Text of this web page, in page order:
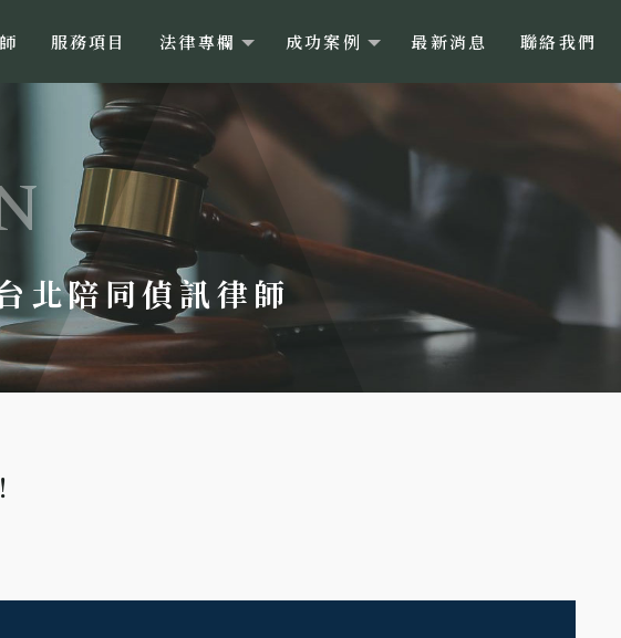
服務項目 法律專欄 成功案例 最新消息 聯絡我們
北陪同偵訊律師